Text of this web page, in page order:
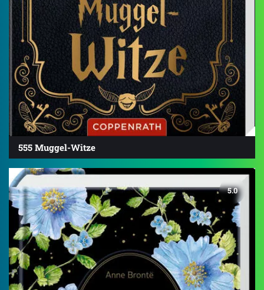
555 Muggel-Witze
5.0